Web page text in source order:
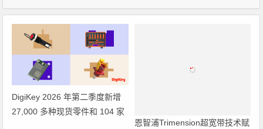
DigiKey 2026 年第二季度新增
27,000 多种现货零件和 104 家
恩智浦Trimension超宽带技术赋